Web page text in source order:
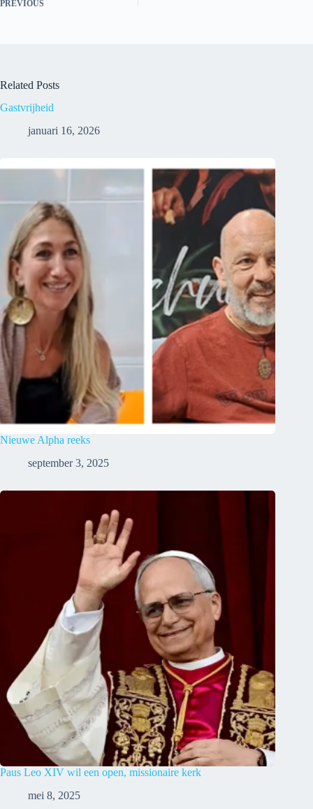
PREVIOUS
Related Posts
Gastvrijheid
januari 16, 2026
Nieuwe Alpha reeks
september 3, 2025
Paus Leo XIV wil een open, missionaire kerk
mei 8, 2025